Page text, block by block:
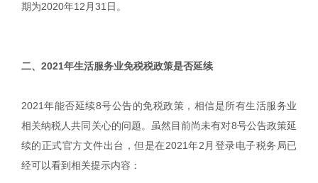
期为2020年12月31日。
二、2021年生活服务业免税税政策是否延续
2021年能否延续8号公告的免税政策，相信是所有生活服务业
相关纳税人共同关心的问题。虽然目前尚未有对8号公告政策延
续的正式官方文件出台，但是在2021年2月登录电子税务局已
经可以看到相关提示内容：